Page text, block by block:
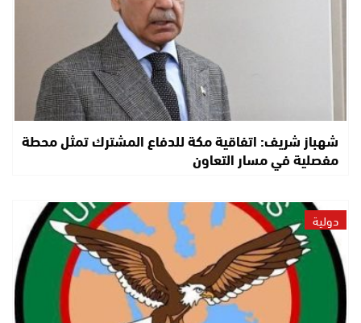
شهباز شريف: اتفاقية مكة للدفاع المشترك تمثل محطة
مفصلية في مسار التعاون
دولية